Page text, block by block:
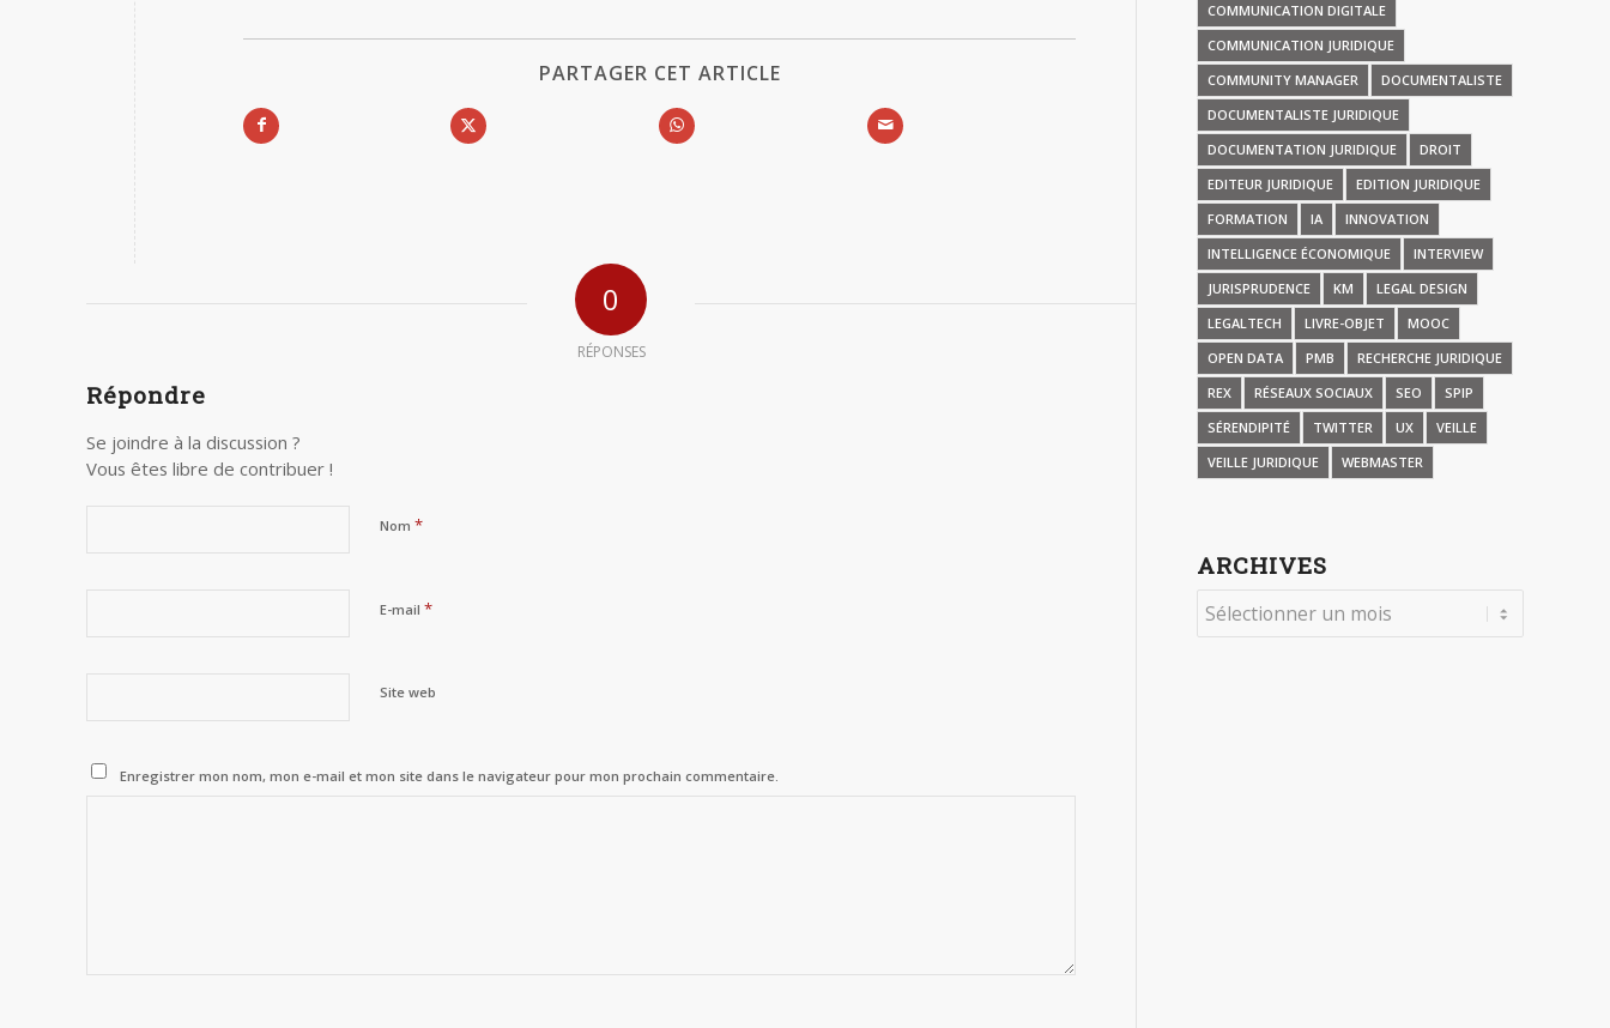
PARTAGER CET ARTICLE
0
RÉPONSES
Répondre
Se joindre à la discussion ?
Vous êtes libre de contribuer !
Nom *
E-mail *
Site web
Enregistrer mon nom, mon e-mail et mon site dans le navigateur pour mon prochain commentaire.
COMMUNICATION DIGITALE
COMMUNICATION JURIDIQUE
COMMUNITY MANAGER
DOCUMENTALISTE
DOCUMENTALISTE JURIDIQUE
DOCUMENTATION JURIDIQUE
DROIT
EDITEUR JURIDIQUE
EDITION JURIDIQUE
FORMATION
IA
INNOVATION
INTELLIGENCE ÉCONOMIQUE
INTERVIEW
JURISPRUDENCE
KM
LEGAL DESIGN
LEGALTECH
LIVRE-OBJET
MOOC
OPEN DATA
PMB
RECHERCHE JURIDIQUE
REX
RÉSEAUX SOCIAUX SEO
SPIP
SÉRENDIPITÉ
TWITTER UX
VEILLE
VEILLE JURIDIQUE
WEBMASTER
ARCHIVES